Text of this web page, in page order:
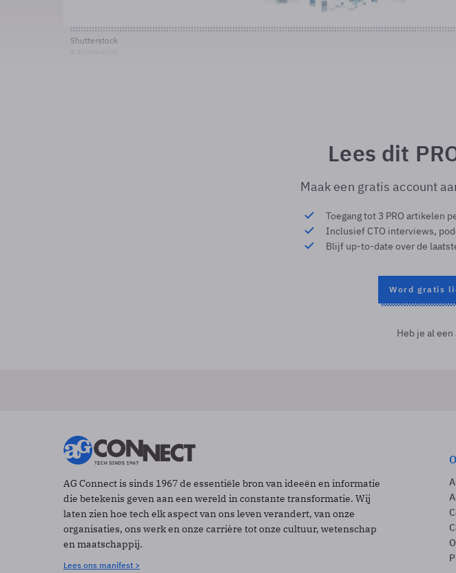
Shutterstock
Lees dit
Maak een gratis account
Toegang tot 3 PRO artikelen
Inclusief CTO interviews,
Blijf up-to-date over de
Word gratis
Heb je al een
AG Connect is sinds 1967 de essentiële bron van ideeën en informatie
die betekenis geven aan een wereld in constante transformatie. Wij
laten zien hoe tech elk aspect van ons leven verandert, van onze
organisaties, ons werk en onze carrière tot onze cultuur, wetenschap
en maatschappij.
Lees ons manifest >